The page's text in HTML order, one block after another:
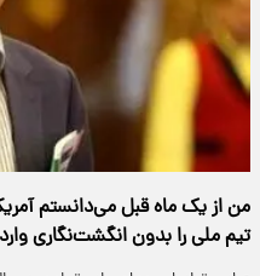
من از یک ماه قبل می‌دانستم
تیم ملی را بدون انگشت‌نگاری